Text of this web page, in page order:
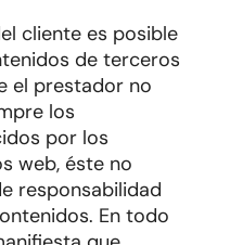
cliente es posible
de terceros
el prestador no
los
por los
web, éste no
responsabilidad
En todo